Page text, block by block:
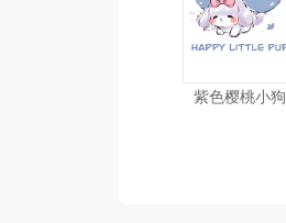
紫色樱桃小狗